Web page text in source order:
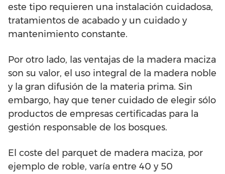
este tipo requieren una instalación cuidadosa,
tratamientos de acabado y un cuidado y
mantenimiento constante.
Por otro lado, las ventajas de la madera maciza
son su valor, el uso integral de la madera noble
y la gran difusión de la materia prima. Sin
embargo, hay que tener cuidado de elegir sólo
productos de empresas certificadas para la
gestión responsable de los bosques.
El coste del parquet de madera maciza, por
ejemplo de roble, varía entre 40 y 50